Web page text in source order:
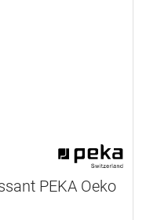
PEKA Oeko